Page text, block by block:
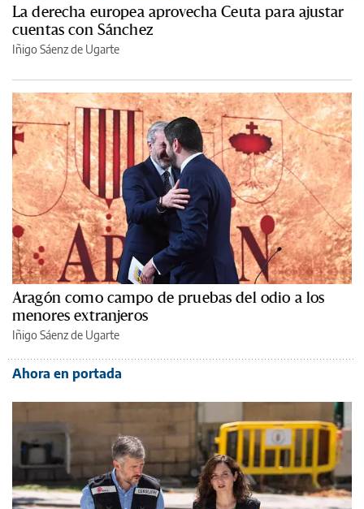
La derecha europea aprovecha Ceuta para ajustar
cuentas con Sánchez
Iñigo Sáenz de Ugarte
Aragón como campo de pruebas del odio a los
menores extranjeros
Iñigo Sáenz de Ugarte
Ahora en portada